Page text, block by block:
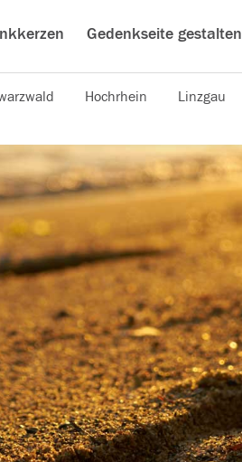
Gedenkseite gestalten
Hochrhein Linzgau